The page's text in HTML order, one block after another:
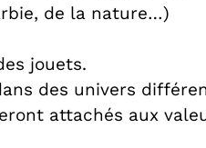
de la nature…)
jouets.
des univers
attachés aux